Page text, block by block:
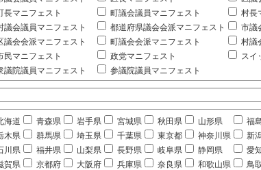
長マニフェスト
町議会議員マニフェスト
村長
議会議員マニフェスト
都道府県議会会派マニフェスト
市議
議会会派マニフェスト
町議会会派マニフェスト
村議
民マニフェスト
政党マニフェスト
スイ
議院議員マニフェスト
参議院議員マニフェスト
海道 青森県 岩手県 宮城県 秋田県 山形県 福
木県
群馬県 埼玉県 千葉県 東京都 神奈川県 新
川県
福井県 山梨県 長野県 岐阜県 静岡県 愛
賀県
京都府 大阪府 兵庫県 奈良県 和歌山県 鳥